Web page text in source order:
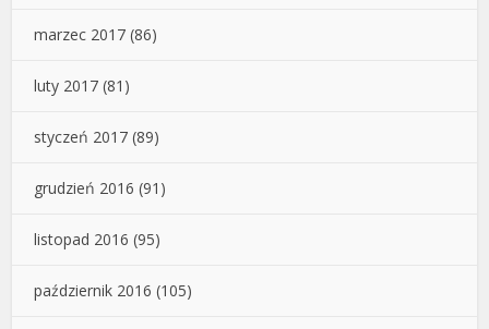
marzec 2017 (86)
luty 2017 (81)
styczeń 2017 (89)
grudzień 2016 (91)
listopad 2016 (95)
październik 2016 (105)